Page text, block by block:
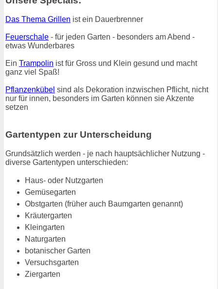
Das Thema Grillen ist ein Dauerbrenner
Feuerschale - für jeden Garten - besonders am Abend -
etwas Wunderbares
Ein Trampolin ist für Gross und Klein gesund und macht
ganz viel Spaß!
Pflanzenkübel sind als Dekoration inzwischen Pflicht, nicht
nur für innen, besonders im Garten können sie Akzente
setzen
Gartentypen zur Unterscheidung
Grundsätzlich werden - je nach hauptsächlicher Nutzung -
diverse Gartentypen unterschieden:
Haus- oder Nutzgarten
Gemüsegarten
Obstgarten (früher auch Baumgarten genannt)
Kräutergarten
Kleingarten
Naturgarten
botanischer Garten
Versuchsgarten
Ziergarten